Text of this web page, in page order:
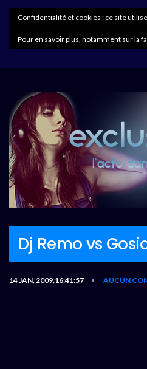
Dj Remo vs
14 JAN, 2009,16:41:57 • AUCUN
Confidentialité et cookies : ce site
Pour en savoir plus, notamment sur la